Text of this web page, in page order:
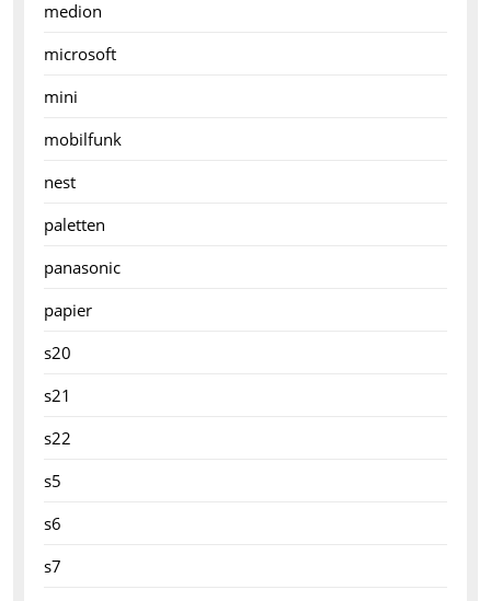
medion
microsoft
mini
mobilfunk
nest
paletten
panasonic
papier
s20
s21
s22
s5
s6
s7